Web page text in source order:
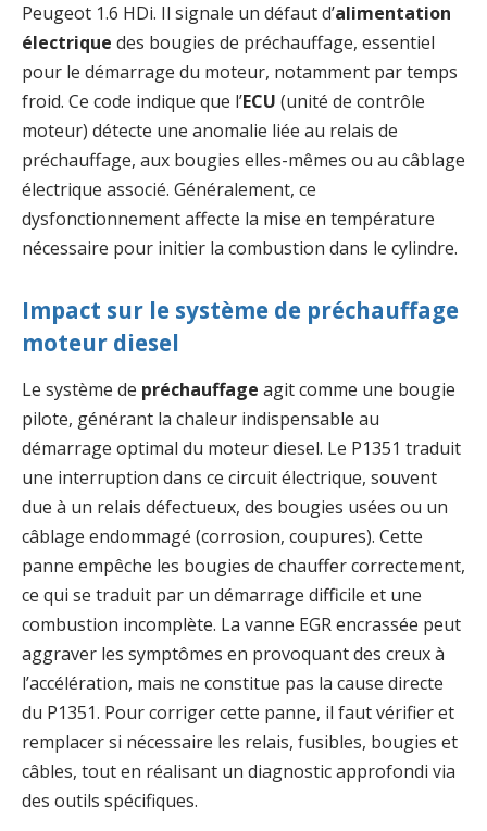
Peugeot 1.6 HDi. Il signale un défaut d’alimentation
électrique des bougies de préchauffage, essentiel
pour le démarrage du moteur, notamment par temps
froid. Ce code indique que l’ECU (unité de contrôle
moteur) détecte une anomalie liée au relais de
préchauffage, aux bougies elles-mêmes ou au câblage
électrique associé. Généralement, ce
dysfonctionnement affecte la mise en température
nécessaire pour initier la combustion dans le cylindre.
Impact sur le système de préchauffage
moteur diesel
Le système de préchauffage agit comme une bougie
pilote, générant la chaleur indispensable au
démarrage optimal du moteur diesel. Le P1351 traduit
une interruption dans ce circuit électrique, souvent
due à un relais défectueux, des bougies usées ou un
câblage endommagé (corrosion, coupures). Cette
panne empêche les bougies de chauffer correctement,
ce qui se traduit par un démarrage difficile et une
combustion incomplète. La vanne EGR encrassée peut
aggraver les symptômes en provoquant des creux à
l’accélération, mais ne constitue pas la cause directe
du P1351. Pour corriger cette panne, il faut vérifier et
remplacer si nécessaire les relais, fusibles, bougies et
câbles, tout en réalisant un diagnostic approfondi via
des outils spécifiques.